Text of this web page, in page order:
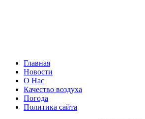
Главная
Новости
О Нас
Качество воздуха
Погода
Политика сайта